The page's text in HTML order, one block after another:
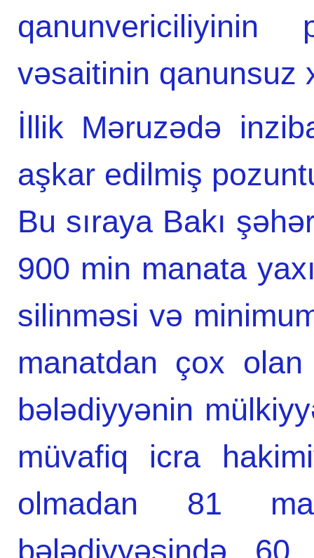
vəsaitinin qanunsuz
İllik Məruzədə
aşkar edilmiş
Bu sıraya Bakı
900 min manata
silinməsi və
manatdan çox
bələdiyyənin
müvafiq icra
olmadan 81
bələdiyyəsində